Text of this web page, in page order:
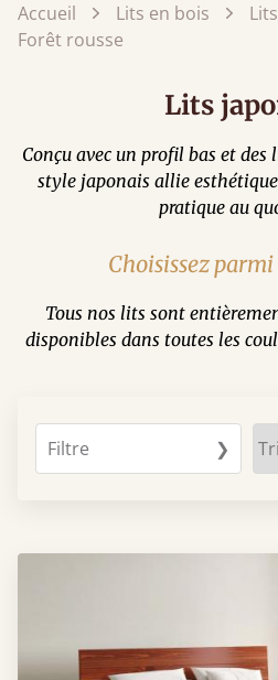
Accueil Lits en bois
Forêt rousse
Lits
Conçu avec un profil bas et des
style japonais allie
pratique au
Choisissez
Tous nos lits sont
disponibles dans toutes les
Filtre ❯